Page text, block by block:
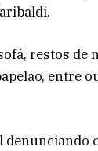
restos de
entre
denunciando